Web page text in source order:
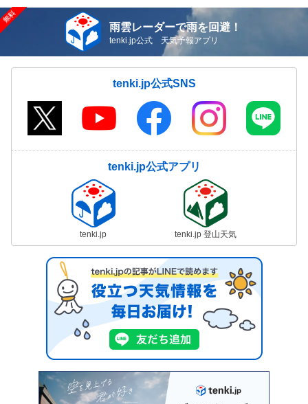
雨雲レーダーで雨を回避！
tenki.jp公式 天気予報アプリ
tenki.jp公式SNS
tenki.jp公式アプリ
tenki.jp tenki.jp 登山天気